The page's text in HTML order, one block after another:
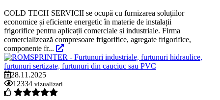
COLD TECH SERVICII se ocupă cu furnizarea soluțiilor
economice și eficiente energetic în materie de instalații
frigorifice pentru aplicații comerciale și industriale. Firma
comercializează compresoare frigorifice, agregate frigorifice,
componente fr...
28.11.2025
12334 vizualizari